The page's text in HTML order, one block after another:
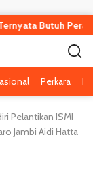
Butuh
Perkara
Pelantikan ISMI
Jambi Aidi Hatta